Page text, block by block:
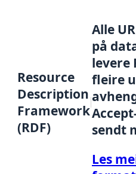
Resource
Description
Framework
(RDF)
Alle
på
levere
fleire
sendt
Les